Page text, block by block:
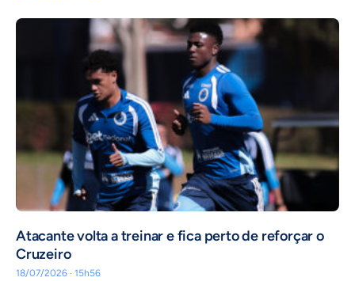
Atacante volta a treinar e fica perto de reforçar o
Cruzeiro
18/07/2026 · 15h56